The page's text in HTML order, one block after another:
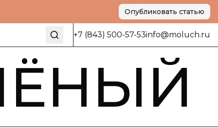
Опубликовать статью
+7 (843) 500-57-53info@moluch.ru